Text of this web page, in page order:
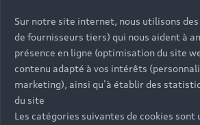
Sur notre site internet, nous utilisons
de fournisseurs tiers) qui nous aident à
présence en ligne (optimisation du site
contenu adapté à vos intérêts
marketing), ainsi qu’à établir des
du site
Les catégories suivantes de cookies